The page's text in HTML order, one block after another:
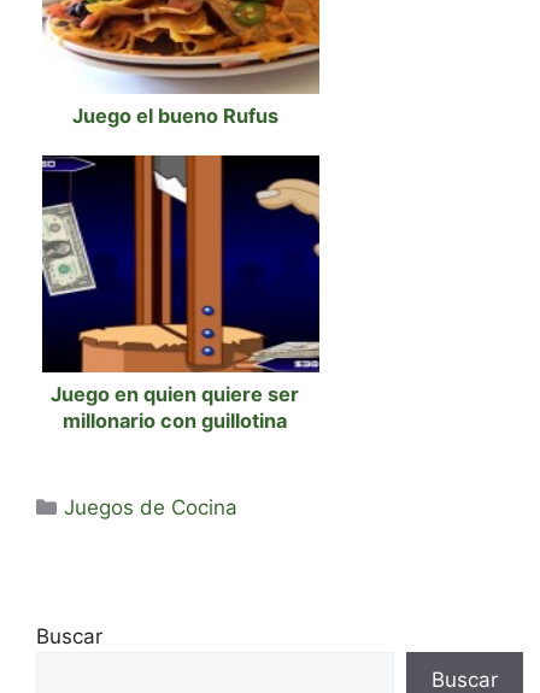
Juego el bueno Rufus
Juego en quien quiere ser
millonario con guillotina
Categorías
Juegos de Cocina
Buscar
Buscar